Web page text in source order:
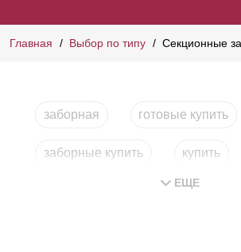
Главная Выбор по типу Секционные
заборная готовые купить
заборные купить купить
сборный
ЕЩЕ